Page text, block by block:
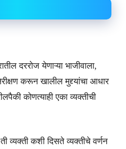
दररोज येणाऱ्या भाजीवाला,
करून खालील मुद्द्यांचा आधार
कोणत्याही एका व्यक्तीची
व्यक्ती कशी दिसते व्यक्तीचे वर्णन